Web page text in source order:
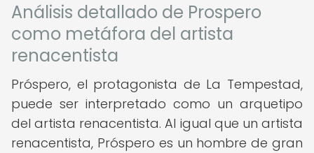
Análisis detallado de Prospero
como metáfora del artista
renacentista
Próspero, el protagonista de La Tempestad,
puede ser interpretado como un arquetipo
del artista renacentista. Al igual que un artista
renacentista, Próspero es un hombre de gran